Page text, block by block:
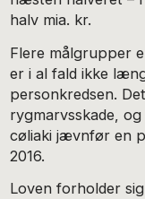
halv mia. kr.
Flere målgrupper
er i al fald ikke
personkredsen.
rygmarvsskade,
cøliaki jævnfør en
2016.
Loven forholder